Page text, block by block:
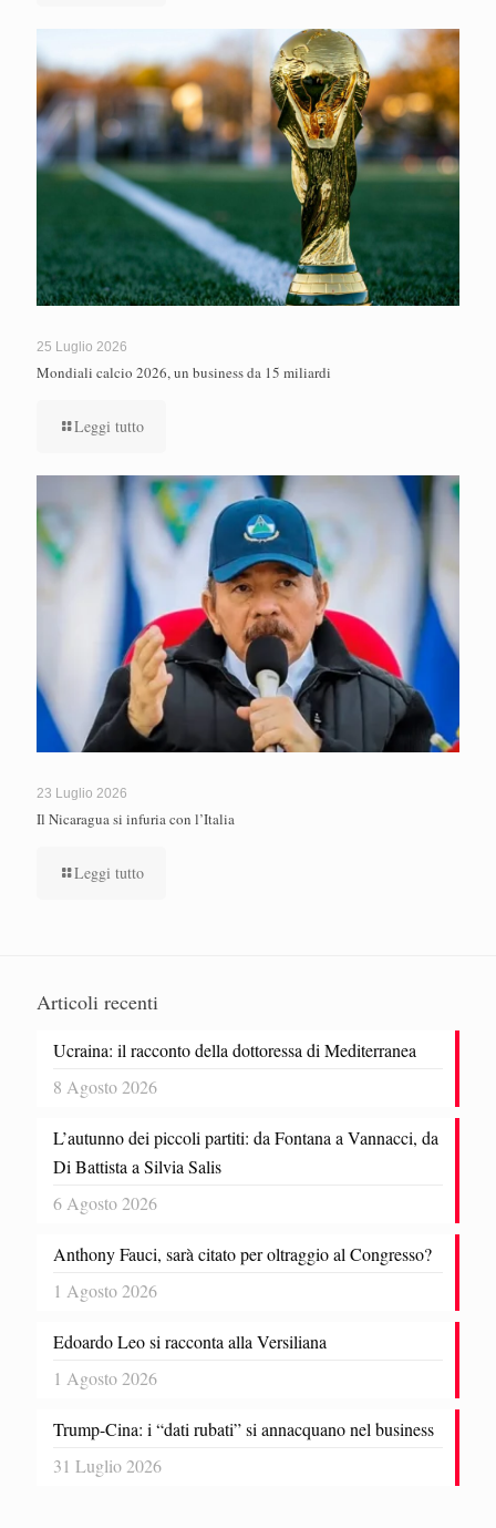
25 Luglio 2026
Mondiali calcio 2026, un business da 15 miliardi
Leggi tutto
23 Luglio 2026
Il Nicaragua si infuria con l’Italia
Leggi tutto
Articoli recenti
Ucraina: il racconto della dottoressa di Mediterranea
8 Agosto 2026
L’autunno dei piccoli partiti: da Fontana a Vannacci, da
Di Battista a Silvia Salis
6 Agosto 2026
Anthony Fauci, sarà citato per oltraggio al Congresso?
1 Agosto 2026
Edoardo Leo si racconta alla Versiliana
1 Agosto 2026
Trump-Cina: i “dati rubati” si annacquano nel business
31 Luglio 2026